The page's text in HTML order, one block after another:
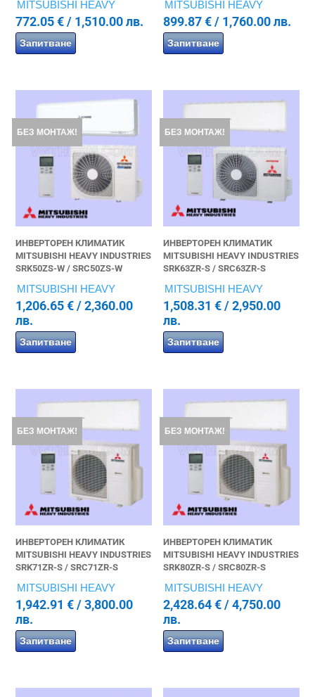
MITSUBISHI HEAVY
772.05€ / 1,510.00 лв.
Запитване
MITSUBISHI HEAVY
899.87€/ 1,760.00 лв.
Запитване
БЕЗ МОНТАЖ!
ИНВЕРТОРЕН КЛИМАТИК
MITSUBISHI HEAVY INDUSTRIES
SRK50ZS-W / SRC50ZS-W
MITSUBISHI HEAVY
1,206.65€ / 2,360.00
лв.
Запитване
БЕЗ МОНТАЖ!
ИНВЕРТОРЕН КЛИМАТИК
MITSUBISHI HEAVY INDUSTRIES
SRK63ZR-S / SRC63ZR-S
MITSUBISHI HEAVY
1,508.31€/ 2,950.00
лв.
Запитване
БЕЗ МОНТАЖ!
ИНВЕРТОРЕН КЛИМАТИК
MITSUBISHI HEAVY INDUSTRIES
SRK71ZR-S / SRC71ZR-S
MITSUBISHI HEAVY
1,942.91€ / 3,800.00
лв.
Запитване
БЕЗ МОНТАЖ!
ИНВЕРТОРЕН КЛИМАТИК
MITSUBISHI HEAVY INDUSTRIES
SRK80ZR-S / SRC80ZR-S
MITSUBISHI HEAVY
2,428.64€/ 4,750.00
лв.
Запитване